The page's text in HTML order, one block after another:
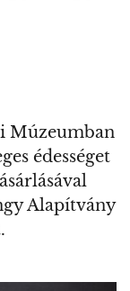
Múzeumban
édességet
Alapítvány